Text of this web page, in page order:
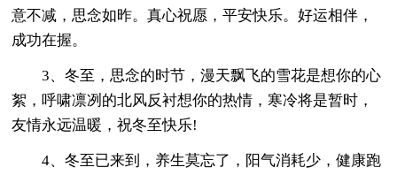
意不减，思念如昨。真心祝愿，平安快乐。好运相伴，
成功在握。
3、冬至，思念的时节，漫天飘飞的雪花是想你的心
絮，呼啸凛冽的北风反衬想你的热情，寒冷将是暂时，
友情永远温暖，祝冬至快乐!
4、冬至已来到，养生莫忘了，阳气消耗少，健康跑